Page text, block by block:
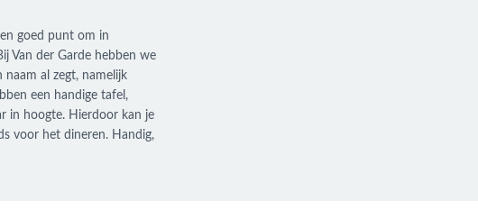
goed punt om in
Van der Garde hebben we
al zegt, namelijk
een handige tafel,
in hoogte. Hierdoor kan je
voor het dineren. Handig,